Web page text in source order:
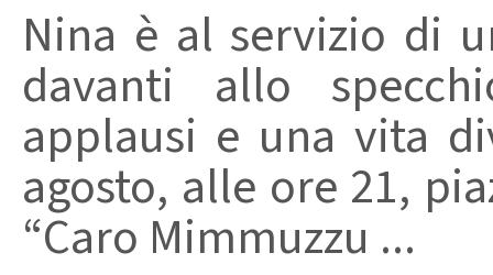
Nina è al servizio di
davanti allo
applausi e una vita
agosto, alle ore 21,
“Caro Mimmuzzu ...